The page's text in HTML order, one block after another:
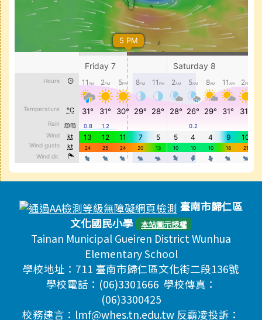
頁尾區域內容
臺南市歸仁區
文化國民小學 本站圖示授權
Tainan Municipal Gueiren District Wunhua
Elementary School
學校地址：711 臺南市歸仁區文化街二段136號
學校電話：(06)3301666 學校傳真：
(06)3300425
校務建言：lmf@whes.tn.edu.tw 反霸凌投訴：